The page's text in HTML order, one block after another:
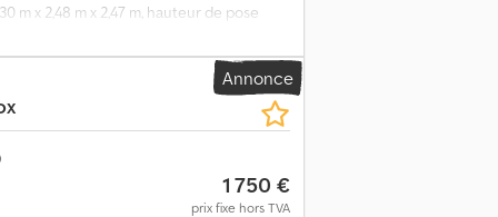
m x 2,48 m x 2,47 m, hauteur de pose
2750 Avec coins ISO en haut, donc
Couleur : blanc-grisâtre Le
Merci de demander le coût de
Annonce
1 750 €
prix fixe hors TVA